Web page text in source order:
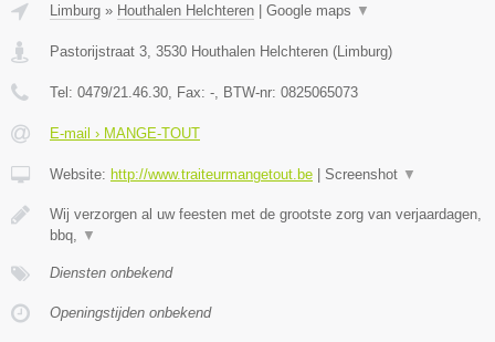
Limburg » Houthalen Helchteren | Google maps ▼
Pastorijstraat 3 3530 Houthalen Helchteren (Limburg)
Tel: 0479/21.46.30 , Fax: - , BTW-nr: 0825065073
E-mail › MANGE-TOUT
Website: http://www.traiteurmangetout.be | Screenshot ▼
Wij verzorgen al uw feesten met de grootste zorg van verjaardagen,
bbq,
▼
Diensten onbekend
Openingstijden onbekend